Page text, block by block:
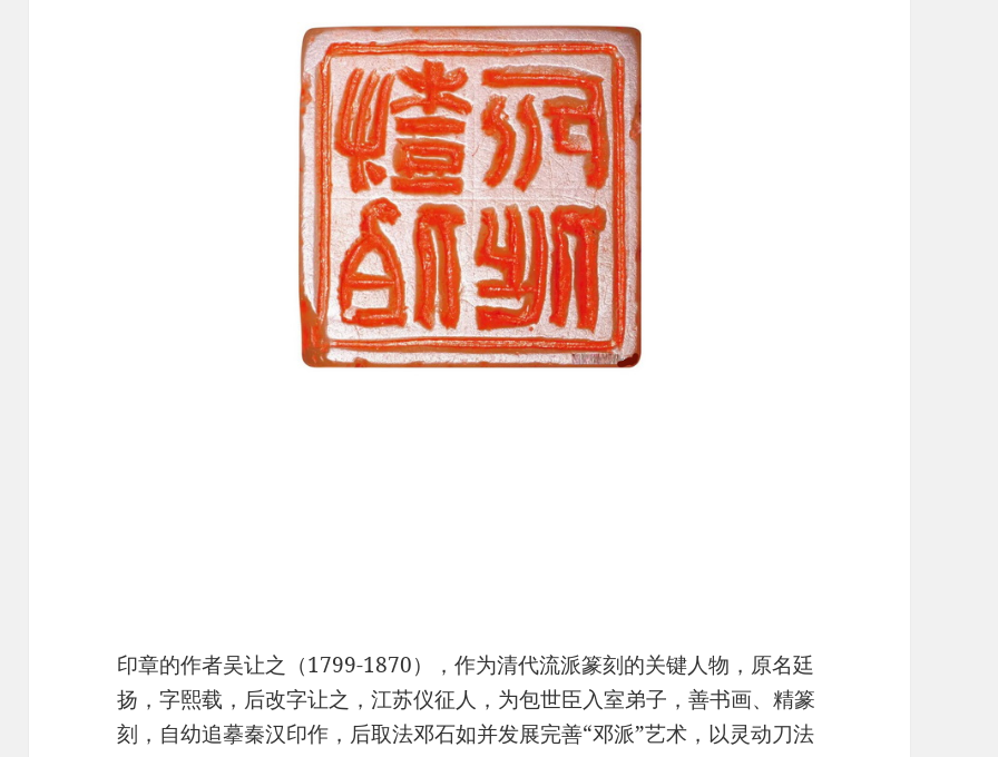
印章的作者吴让之（1799-1870），作为清代流派篆刻的关键人物，原名廷
扬，字熙载，后改字让之，江苏仪征人，为包世臣入室弟子，善书画、精篆
刻，自幼追摹秦汉印作，后取法邓石如并发展完善“邓派”艺术，以灵动刀法